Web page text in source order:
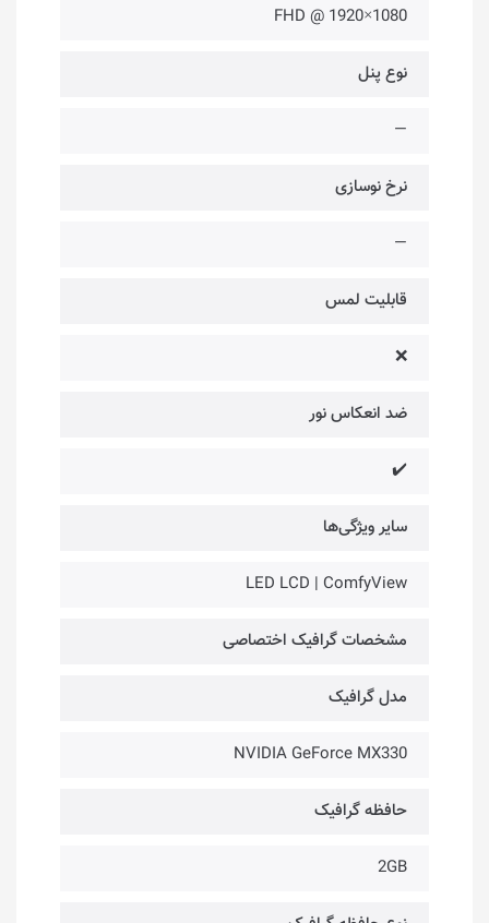
1080×1920 @ FHD
نوع پنل
—
نرخ نوسازی
—
قابلیت لمس
❌
ضد انعکاس نور
✔️
سایر ویژگی‌ها
LED LCD | ComfyView
مشخصات گرافیک اختصاصی
مدل گرافیک
NVIDIA GeForce MX330
حافظه گرافیک
2GB